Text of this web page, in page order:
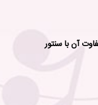
آن با سنتور